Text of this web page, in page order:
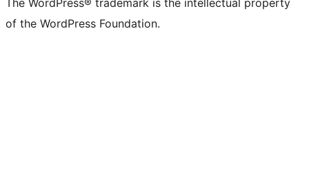
The WordPress® trademark is the intellectual property
of the WordPress Foundation.